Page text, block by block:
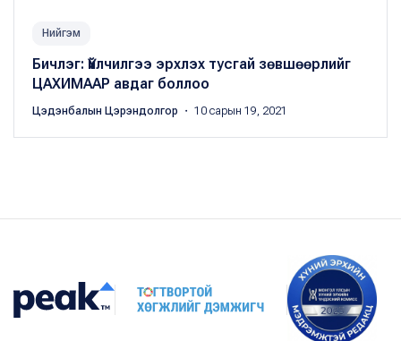
Нийгэм
Бичлэг: Үйлчилгээ эрхлэх тусгай зөвшөөрлийг
ЦАХИМААР авдаг боллоо
Цэдэнбалын Цэрэндолгор ・ 10 сарын 19, 2021